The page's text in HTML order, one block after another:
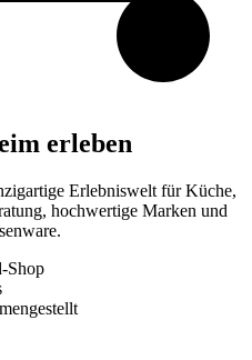
erleben
Erlebniswelt für Küche,
hochwertige Marken und
Shop